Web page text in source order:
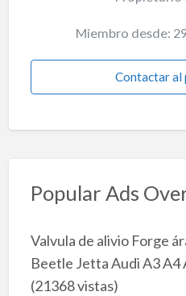
Miembro desde:
Contactar
Popular Ads
Valvula de alivio Forge
Beetle Jetta Audi A3 A4
(21368 vistas)